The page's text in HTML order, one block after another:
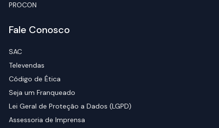
PROCON
Fale Conosco
SAC
Televendas
Código de Ética
Seja um Franqueado
Lei Geral de Proteção a Dados (LGPD)
Assessoria de Imprensa